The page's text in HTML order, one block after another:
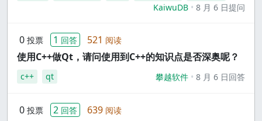
KaiwuDB
8 月 6 日提问
0 投票 1 回答 521 阅读
使用C++做Qt，请问使用到C++的知识点是否深奥呢？
c++ qt 攀越软件 8 月 6 日回答
0 投票 2 回答 639 阅读